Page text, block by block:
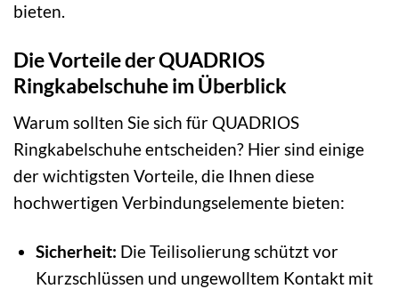
bieten.
Die Vorteile der QUADRIOS
Ringkabelschuhe im Überblick
Warum sollten Sie sich für QUADRIOS
Ringkabelschuhe entscheiden? Hier sind einige
der wichtigsten Vorteile, die Ihnen diese
hochwertigen Verbindungselemente bieten:
Sicherheit: Die Teilisolierung schützt vor
Kurzschlüssen und ungewolltem Kontakt mit